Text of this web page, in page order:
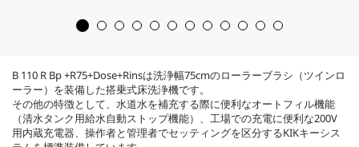
r
i
c
e
B 110 R Bp +R75+Dose+Rinsは洗浄幅75cmのローラーブラシ（ツインロ
ーラー）を装備した搭乗式床洗浄機です。
その他の特徴として、水道水を補充する際に便利なオートフィル機能
（清水タンク用給水自動ストップ機能）、工場での充電に便利な200V
用内蔵充電器、操作者と管理者でセッティングを区分するKIKキーシス